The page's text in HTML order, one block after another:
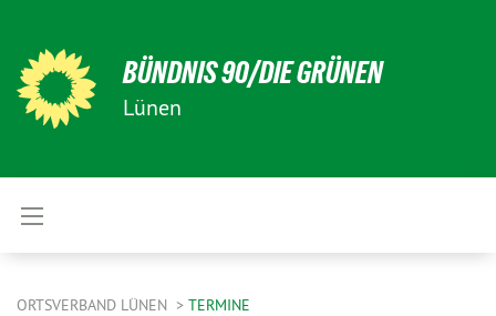
BÜNDNIS 90/DIE GRÜNEN
Lünen
ORTSVERBAND LÜNEN TERMINE